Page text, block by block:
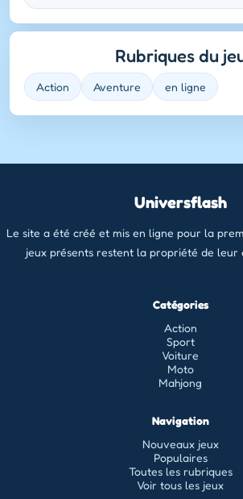
Rubriques du
Action Aventure en ligne
Universflash
Le site a été créé et mis en ligne pour la
jeux présents restent la propriété de leur
Catégories
Action
Sport
Voiture
Moto
Mahjong
Navigation
Nouveaux jeux
Populaires
Toutes les rubriques
Voir tous les jeux